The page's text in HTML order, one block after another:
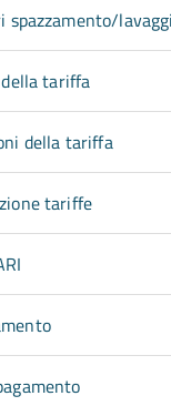
spazzamento/
tariffa
della tariffa
tariffe